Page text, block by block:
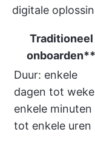
digitale
Traditioneel
onboarden**
Duur: enkele
dagen tot
enkele minuten
tot enkele uren